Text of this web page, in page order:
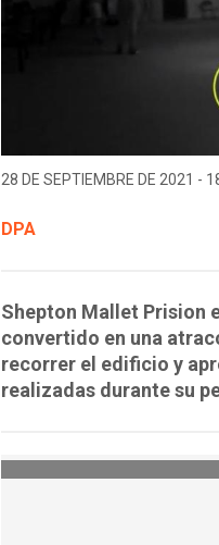
28 DE SEPTIEMBRE DE 2021 -
DPA
Shepton Mallet Prision
convertido en una
recorrer el edificio y
realizadas durante su